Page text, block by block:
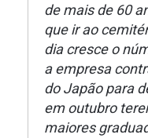
de mais de 60
que ir ao
dia cresce o
a empresa
do Japão para
em outubro
maiores